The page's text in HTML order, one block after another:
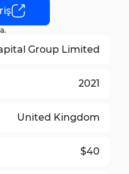
Group Limited
2021
United Kingdom
$40